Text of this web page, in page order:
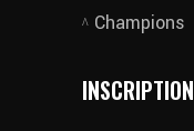
Champions
INSCRIPTION